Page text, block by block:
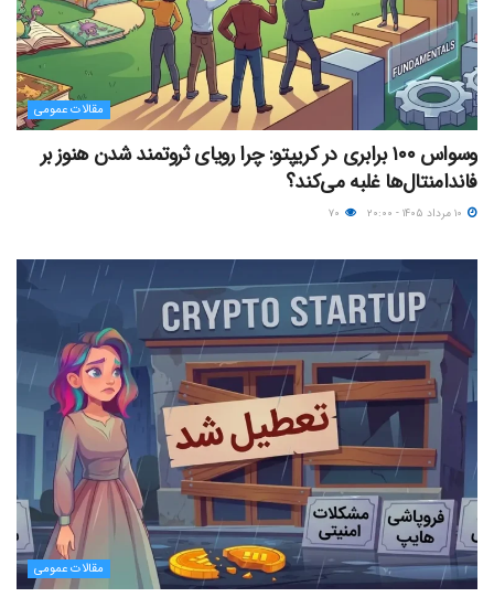
مقالات عمومی
وسواس ۱۰۰ برابری در کریپتو: چرا رویای ثروتمند شدن هنوز بر
فاندامنتال‌ها غلبه می‌کند؟
مقالات عمومی